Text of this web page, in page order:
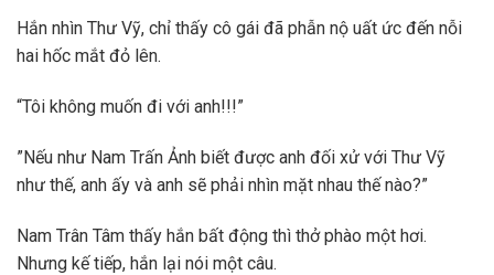
Hắn nhìn Thư Vỹ, chỉ thấy cô gái đã phẫn nộ uất ức đến nỗi
hai hốc mắt đỏ lên.
“Tôi không muốn đi với anh!!!”
”Nếu như Nam Trấn Ảnh biết được anh đối xử với Thư Vỹ
như thế, anh ấy và anh sẽ phải nhìn mặt nhau thế nào?”
Nam Trân Tâm thấy hắn bất động thì thở phào một hơi.
Nhưng kế tiếp, hắn lại nói một câu.